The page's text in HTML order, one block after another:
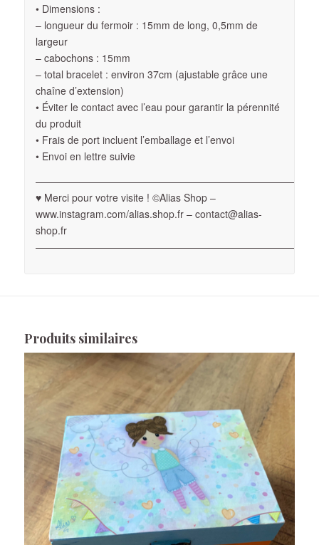
• Dimensions :
– longueur du fermoir : 15mm de long, 0,5mm de
largeur
– cabochons : 15mm
– total bracelet : environ 37cm (ajustable grâce une
chaîne d’extension)
• Éviter le contact avec l’eau pour garantir la pérennité
du produit
• Frais de port incluent l’emballage et l’envoi
• Envoi en lettre suivie
♥ Merci pour votre visite ! ©Alias Shop –
www.instagram.com/alias.shop.fr – contact@alias-
shop.fr
Produits similaires